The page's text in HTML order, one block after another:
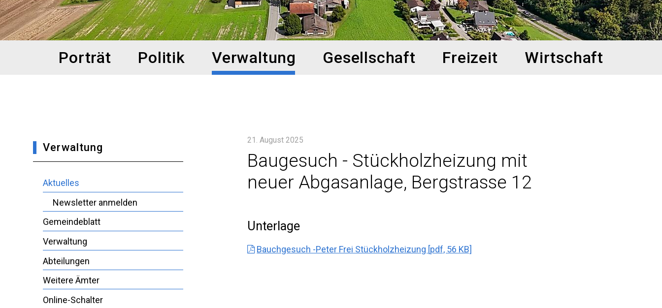
Porträt Politik Verwaltung Gesellschaft Freizeit Wirtschaft
Baugesuch - Stückholzheizung mit
neuer Abgasanlage, Bergstrasse 12
21. August 2025
Unterlage
Bauchgesuch -Peter Frei Stückholzheizung [pdf, 56 KB]
Verwaltung
Aktuelles
Newsletter anmelden
Gemeindeblatt
Verwaltung
Abteilungen
Weitere Ämter
Online-Schalter